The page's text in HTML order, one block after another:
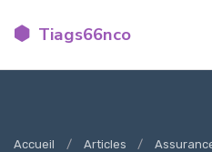
Tiags66nco
Accueil Articles